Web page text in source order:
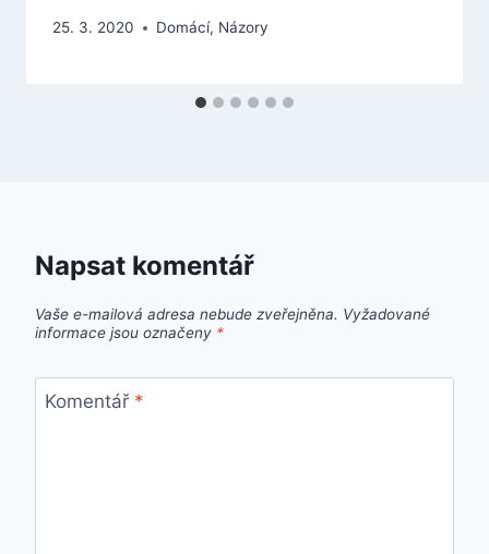
25. 3. 2020 Domácí, Názory
Napsat komentář
Vaše e-mailová adresa nebude zveřejněna. Vyžadované
informace jsou označeny *
Komentář *